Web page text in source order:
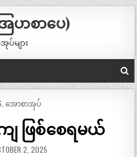
ပာစာပေ)
ပ်များ
အောစာအုပ်
ဖြစ်စေရမယ်
2, 2025